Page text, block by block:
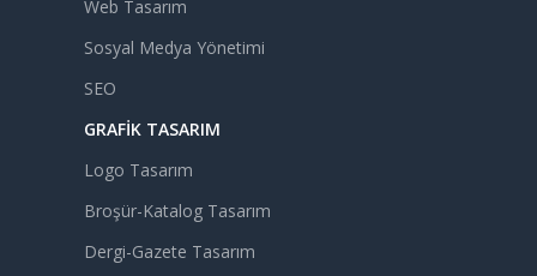
Web Tasarım
Sosyal Medya Yönetimi
SEO
GRAFIK TASARIM
Logo Tasarım
Broşür-Katalog Tasarım
Dergi-Gazete Tasarım